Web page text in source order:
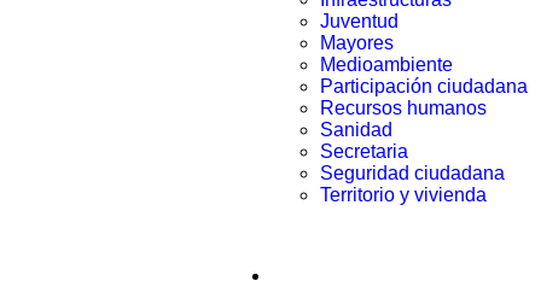
Juventud
Mayores
Medioambiente
Participación ciudadana
Recursos humanos
Sanidad
Secretaria
Seguridad ciudadana
Territorio y vivienda